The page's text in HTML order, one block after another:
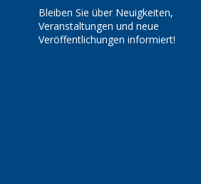
Bleiben Sie über Neuigkeiten,
Veranstaltungen und neue
Veröffentlichungen informiert!